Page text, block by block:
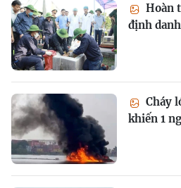
Hoàn
định
Cháy
khiến 1